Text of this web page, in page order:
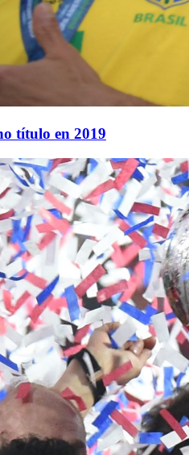
título en 2019